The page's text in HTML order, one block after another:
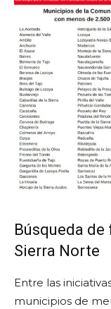
Búsqueda
Sierra Norte
Entre las
municipios de